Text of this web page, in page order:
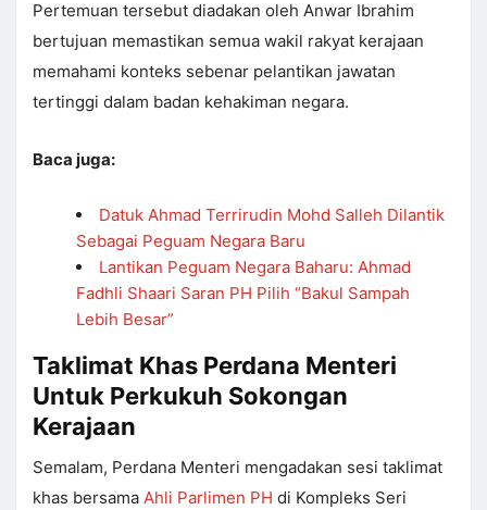
Pertemuan tersebut diadakan oleh Anwar Ibrahim
bertujuan memastikan semua wakil rakyat kerajaan
memahami konteks sebenar pelantikan jawatan
tertinggi dalam badan kehakiman negara.
Baca juga:
Datuk Ahmad Terrirudin Mohd Salleh Dilantik
Sebagai Peguam Negara Baru
Lantikan Peguam Negara Baharu: Ahmad
Fadhli Shaari Saran PH Pilih “Bakul Sampah
Lebih Besar”
Taklimat Khas Perdana Menteri
Untuk Perkukuh Sokongan
Kerajaan
Semalam, Perdana Menteri mengadakan sesi taklimat
khas bersama Ahli Parlimen PH di Kompleks Seri